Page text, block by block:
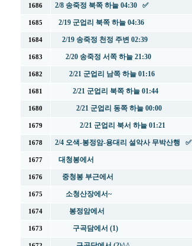
1686 2/8 송죽정 북쪽 하늘 04:30 ✅
1685 2/19 군업리 북쪽 하늘 04:36
1684 2/19 송죽정 천정 주변 02:39
1683 2/20 송죽정 서쪽 하늘 21:30
1682 2/21 군업리 남쪽 하늘 01:16
1681 2/21 군업리 북쪽 하늘 01:44
1680 2/21 군업리 동쪽 하늘 00:00
1679 2/21 군업리 북서 하늘 01:21
1678 2/4 오색-봉정암-용대리 설악사 무박산행 ✅
1677 대청봉에서
1676 중청봉 부근에서
1675 소청산장에서~
1674 봉정암에서
1673 구곡담에서 (1)